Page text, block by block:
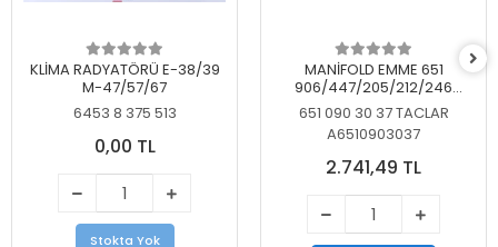
KLİMA RADYATÖRÜ E-38/39
M-47/57/67
6453 8 375 513
0,00 TL
Stokta Yok
MANİFOLD EMME 651
906/447/205/212/246
KELEBEKSİZ
651 090 30 37 TACLAR
A6510903037
2.741,49 TL